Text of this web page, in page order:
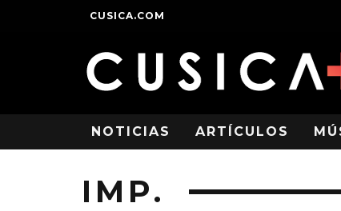
CUSICA.COM
NOTICIAS ARTÍCULOS
IMP.